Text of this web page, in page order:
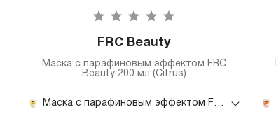
FRC Beauty
Маска с парафиновым эффектом FRC
Beauty 200 мл (Citrus)
Маска с парафиновым эффектом FRC Beauty 200 мл (Citrus)